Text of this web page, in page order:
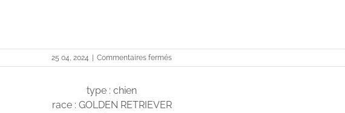
25 04, 2024 Commentaires ferméssur
Bowie
type : chien
race : GOLDEN RETRIEVER